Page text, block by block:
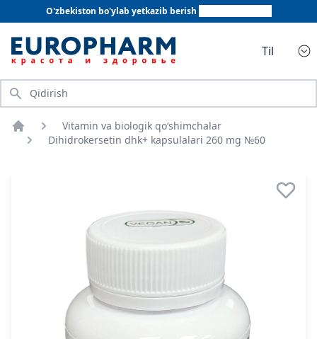
O'zbekiston bo'ylab yetkazib berish
Til
Qidirish
Bosh sahifa
Vitamin va biologik qo‘shimchalar
Dihidrokersetin dhk+ kapsulalari 260 mg №60